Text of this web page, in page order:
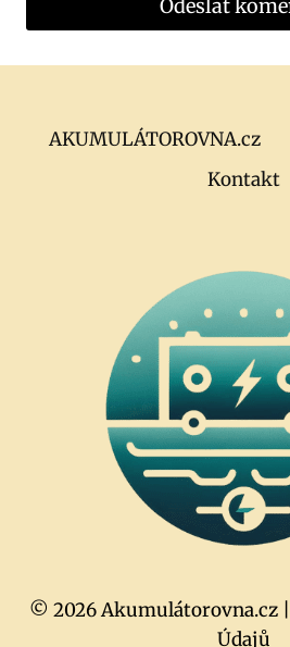
AKUMULÁTOROVNA.cz
Kontakt
© 2026 Akumulátorovna.cz |
Údajů